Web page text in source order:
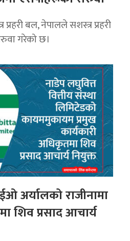
बल, नेपालले सशस्त्र प्रहरी
गरेको छ।
अर्यालको राजीनामा
शिव प्रसाद आचार्य